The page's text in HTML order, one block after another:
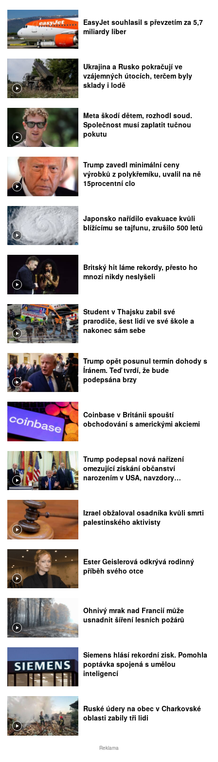
EasyJet souhlasil s převzetím za 5,7
miliardy liber
Ukrajina a Rusko pokračují ve
vzájemných útocích, terčem byly
sklady i lodě
Meta škodí dětem, rozhodl soud.
Společnost musí zaplatit tučnou
pokutu
Trump zavedl minimální ceny
výrobků z polykřemíku, uvalil na ně
15procentní clo
Japonsko nařídilo evakuace kvůli
blížícímu se tajfunu, zrušilo 500 letů
Britský hit láme rekordy, přesto ho
mnozí nikdy neslyšeli
Student v Thajsku zabil své
prarodiče, šest lidí ve své škole a
nakonec sám sebe
Trump opět posunul termín dohody s
Íránem. Teď tvrdí, že bude
podepsána brzy
Coinbase v Británii spouští
obchodování s americkými akciemi
Trump podepsal nová nařízení
omezující získání občanství
narozením v USA, navzdory
Izrael obžaloval osadníka kvůli smrti
palestinského aktivisty
Ester Geislerová odkrývá rodinný
příběh svého otce
Ohnivý mrak nad Francií může
usnadnit šíření lesních požárů
Siemens hlásí rekordní zisk. Pomohla
poptávka spojená s umělou
inteligencí
Ruské údery na obec v Charkovské
oblasti zabily tři lidi
Reklama